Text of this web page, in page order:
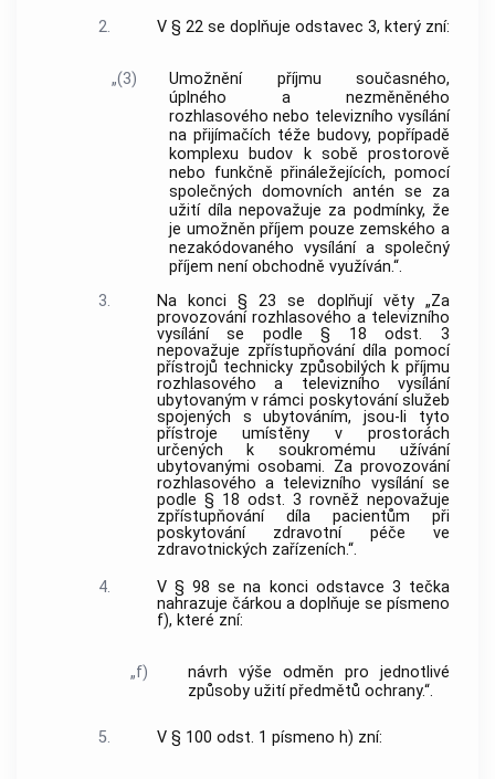
2.
V § 22 se doplňuje odstavec 3, který zní:
„(3)
Umožnění příjmu současného,
úplného a nezměněného
rozhlasového nebo televizního vysílání
na přijímačích téže budovy, popřípadě
komplexu budov k sobě prostorově
nebo funkčně přináležejících, pomocí
společných domovních antén se za
užití díla nepovažuje za podmínky, že
je umožněn příjem pouze zemského a
nezakódovaného vysílání a společný
příjem není obchodně využíván.“.
3.
Na konci § 23 se doplňují věty „Za
provozování rozhlasového a televizního
vysílání se podle § 18 odst. 3
nepovažuje zpřístupňování díla pomocí
přístrojů technicky způsobilých k příjmu
rozhlasového a televizního vysílání
ubytovaným v rámci poskytování služeb
spojených s ubytováním, jsou-li tyto
přístroje umístěny v prostorách
určených k soukromému užívání
ubytovanými osobami. Za provozování
rozhlasového a televizního vysílání se
podle § 18 odst. 3 rovněž nepovažuje
zpřístupňování díla pacientům při
poskytování zdravotní péče ve
zdravotnických zařízeních.“.
4.
V § 98 se na konci odstavce 3 tečka
nahrazuje čárkou a doplňuje se písmeno
f), které zní:
„f)
návrh výše odměn pro jednotlivé
způsoby užití předmětů ochrany.“.
5. V § 100 odst. 1 písmeno h) zní: